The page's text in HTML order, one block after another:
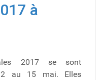
à
2017 se sont
au 15 mai. Elles